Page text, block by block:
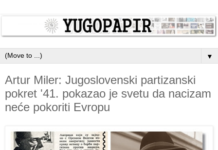
▼
Artur Miler: Jugoslovenski partizanski
pokret '41. pokazao je svetu da nacizam
neće pokoriti Evropu